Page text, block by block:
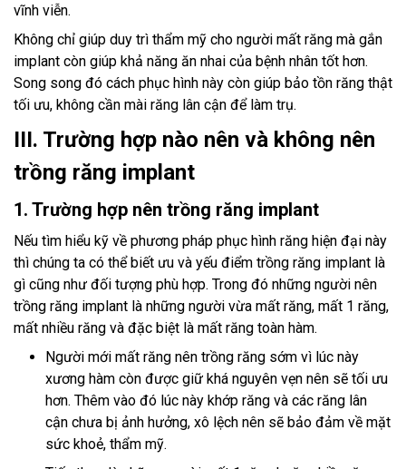
vĩnh viễn.
Không chỉ giúp duy trì thẩm mỹ cho người mất răng mà gắn
implant còn giúp khả năng ăn nhai của bệnh nhân tốt hơn.
Song song đó cách phục hình này còn giúp bảo tồn răng thật
tối ưu, không cần mài răng lân cận để làm trụ.
III. Trường hợp nào nên và không nên
trồng răng implant
1. Trường hợp nên trồng răng implant
Nếu tìm hiểu kỹ về phương pháp phục hình răng hiện đại này
thì chúng ta có thể biết ưu và yếu điểm trồng răng implant là
gì cũng như đối tượng phù hợp. Trong đó những người nên
trồng răng implant là những người vừa mất răng, mất 1 răng,
mất nhiều răng và đặc biệt là mất răng toàn hàm.
Người mới mất răng nên trồng răng sớm vì lúc này
xương hàm còn được giữ khá nguyên vẹn nên sẽ tối ưu
hơn. Thêm vào đó lúc này khớp răng và các răng lân
cận chưa bị ảnh hưởng, xô lệch nên sẽ bảo đảm về mặt
sức khoẻ, thẩm mỹ.